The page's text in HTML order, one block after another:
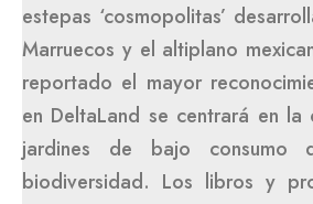
estepas ‘cosmopolitas’
Marruecos y el altiplano
reportado el mayor
en DeltaLand se centrará en la
jardines de bajo
biodiversidad. Los libros y